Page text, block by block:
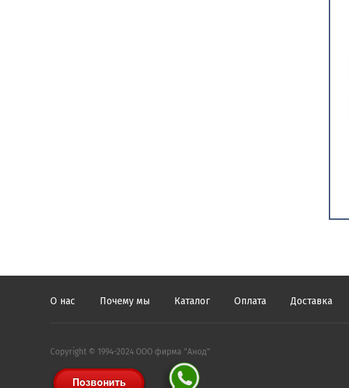
О нас Почему мы Каталог Оплата Доставка
Copyright © 1994-2024 ООО фирма "Анод"